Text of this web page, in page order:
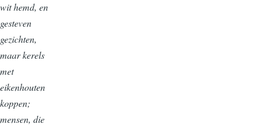
wit hemd, en
gesteven
gezichten,
maar kerels
met
eikenhouten
koppen;
mensen, die